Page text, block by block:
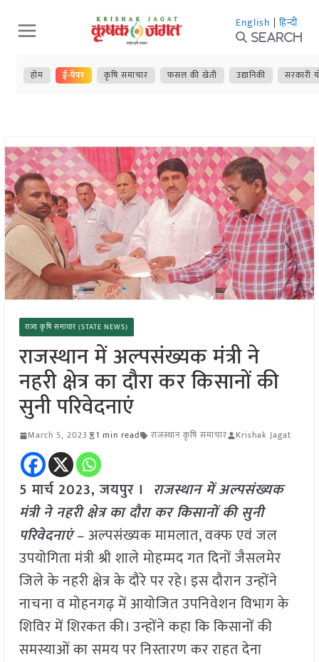
Skip
to
content
English | हिन्दी
Search
होम ई-पेपर कृषि समाचार फसल की खेती उद्यानिकी सरकारी
राज्य कृषि समाचार (STATE NEWS)
राजस्थान में अल्पसंख्यक मंत्री ने
नहरी क्षेत्र का दौरा कर किसानों की
सुनी परिवेदनाएं
March 5, 2023 1 min read राजस्थान कृषि समाचार Krishak Jagat
5 मार्च 2023, जयपुर । राजस्थान में अल्पसंख्यक
मंत्री ने नहरी क्षेत्र का दौरा कर किसानों की सुनी
परिवेदनाएं– अल्पसंख्यक मामलात, वक्फ एवं जल
उपयोगिता मंत्री श्री शाले मोहम्मद गत दिनों जैसलमेर
जिले के नहरी क्षेत्र के दौरे पर रहे। इस दौरान उन्होंने
नाचना व मोहनगढ़ में आयोजित उपनिवेशन विभाग के
शिविर में शिरकत की। उन्होंने कहा कि किसानों की
समस्याओं का समय पर निस्तारण कर राहत देना